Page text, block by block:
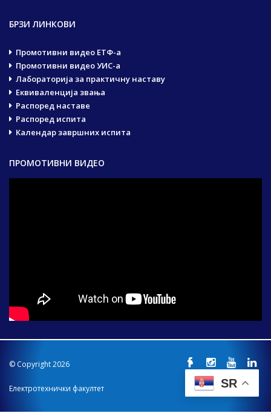
SR
БРЗИ ЛИНКОВИ
Промотивни видео ЕТФ-а
Промотивни видео УИС-а
Лабораторија за практичну наставу
Еквиваленција звања
Распоред наставе
Распоред испита
Календар завршних испита
ПРОМОТИВНИ ВИДЕО
© Copyright 2026
Електротехнички факултет